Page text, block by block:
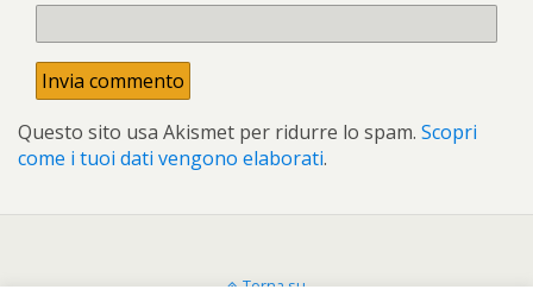
Questo sito usa Akismet per ridurre lo spam. Scopri
come i tuoi dati vengono elaborati.
Torna su